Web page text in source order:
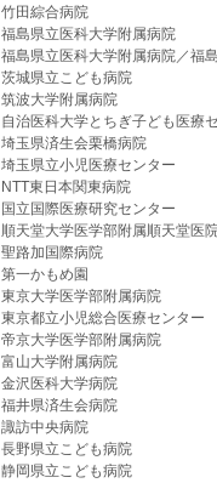
竹田綜合病院
福島県立医科大学附属病院
福島県立医科大学附属病院／
茨城県立こども病院
筑波大学附属病院
自治医科大学とちぎ子ども医療
埼玉県済生会栗橋病院
埼玉県立小児医療センター
NTT東日本関東病院
国立国際医療研究センター
順天堂大学医学部附属順天堂医
聖路加国際病院
第一かもめ園
東京大学医学部附属病院
東京都立小児総合医療センター
帝京大学医学部附属病院
富山大学附属病院
金沢医科大学病院
福井県済生会病院
諏訪中央病院
長野県立こども病院
静岡県立こども病院